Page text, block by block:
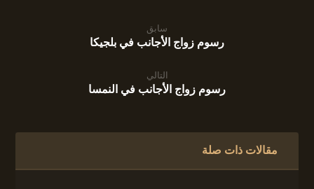
سابق
رسوم زواج الأجانب في بلجيكا
التالي
رسوم زواج الأجانب في النمسا
مقالات ذات صلة